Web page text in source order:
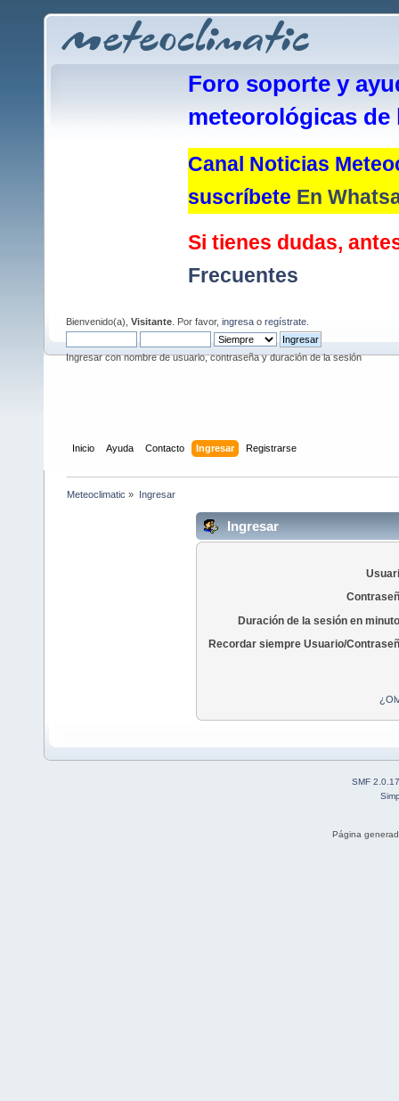
Foro soporte y
meteorológicas de
Canal Noticias
suscríbete En
Si tienes dudas,
Frecuentes
Bienvenido(a), Visitante . Por favor, ingresa o regístrate
Ingresar con nombre de usuario, contraseña y duración de la sesión
Inicio Ayuda Contacto Ingresar Registrarse
Meteoclimatic » Ingresar
Ingresar
Duración de la sesión en
Recordar siempre Usuario/
SMF 2.0.17
Página